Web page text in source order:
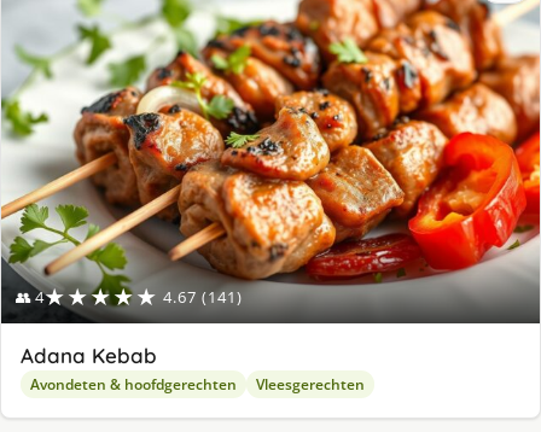
👥 4★★★★★ 4.67 (141)
Adana Kebab
Avondeten & hoofdgerechten Vleesgerechten